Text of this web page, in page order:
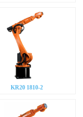
KR20 1810-2